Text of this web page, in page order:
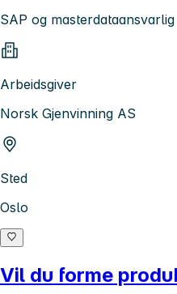
SAP og masterdataansvarlig
Arbeidsgiver
Norsk Gjenvinning AS
Sted
Oslo
Vil du forme